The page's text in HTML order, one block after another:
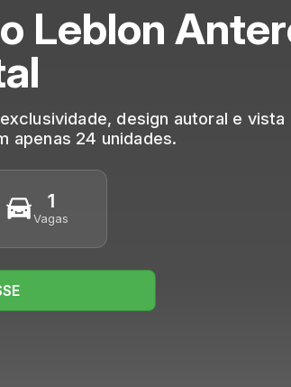
Leblon
design autoral e vista
apenas 24 unidades.
1
Vagas